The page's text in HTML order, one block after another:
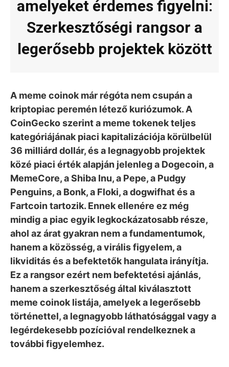
amelyeket érdemes figyelni:
Szerkesztőségi rangsor a
legerősebb projektek között
A meme coinok már régóta nem csupán a
kriptopiac peremén létező kuriózumok. A
CoinGecko szerint a meme tokenek teljes
kategóriájának piaci kapitalizációja körülbelül
36 milliárd dollár, és a legnagyobb projektek
közé piaci érték alapján jelenleg a Dogecoin, a
MemeCore, a Shiba Inu, a Pepe, a Pudgy
Penguins, a Bonk, a Floki, a dogwifhat és a
Fartcoin tartozik. Ennek ellenére ez még
mindig a piac egyik legkockázatosabb része,
ahol az árat gyakran nem a fundamentumok,
hanem a közösség, a virális figyelem, a
likviditás és a befektetők hangulata irányítja.
Ez a rangsor ezért nem befektetési ajánlás,
hanem a szerkesztőség által kiválasztott
meme coinok listája, amelyek a legerősebb
történettel, a legnagyobb láthatósággal vagy a
legérdekesebb pozícióval rendelkeznek a
további figyelemhez.